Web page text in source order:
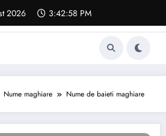
2026 3:42:59 PM
Nume maghiare Nume de baieti maghiare